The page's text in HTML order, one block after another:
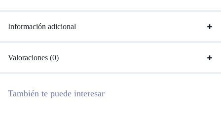
Información adicional
Valoraciones (0)
También te puede interesar